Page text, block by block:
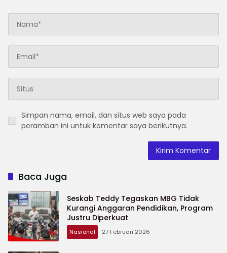
Simpan nama, email, dan situs web saya pada
peramban ini untuk komentar saya berikutnya.
Baca Juga
Seskab Teddy Tegaskan MBG Tidak
Kurangi Anggaran Pendidikan, Program
Justru Diperkuat
Nasional 27 Februari 2026